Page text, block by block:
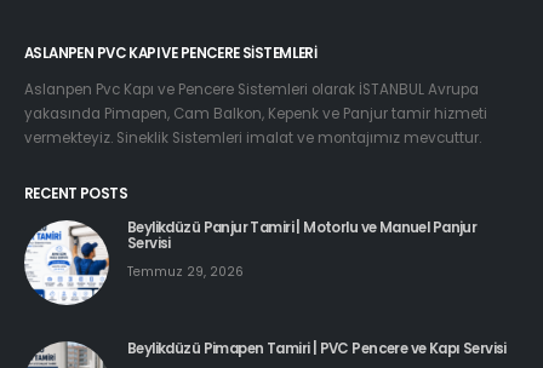
ASLANPEN PVC KAPI VE PENCERE SISTEMLERI
Aslanpen Pvc Kapı ve Pencere Sistemleri olarak İSTANBUL Avrupa
yakasında Pimapen, Cam Balkon, Kepenk ve Panjur tamir hizmeti
vermekteyiz. Sineklik Sistemleri imalat ve montajımız mevcuttur.
RECENT POSTS
Beylikdüzü Panjur Tamiri | Motorlu ve Manuel Panjur
Servisi
Temmuz 29, 2026
Beylikdüzü Pimapen Tamiri | PVC Pencere ve Kapı Servisi